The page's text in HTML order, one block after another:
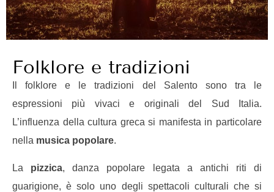
Folklore e tradizioni
Il folklore e le tradizioni del Salento sono tra le
espressioni più vivaci e originali del Sud Italia.
L’influenza della cultura greca si manifesta in particolare
nella musica popolare.
La pizzica, danza popolare legata a antichi riti di
guarigione, è solo uno degli spettacoli culturali che si